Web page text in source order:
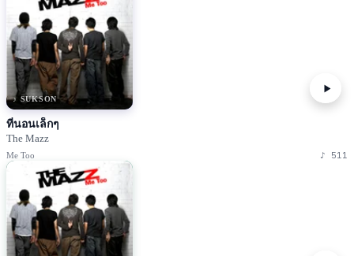
♪ SUKSON
ที่นอนเล็กๆ
The Mazz
Me Too ♪ 511